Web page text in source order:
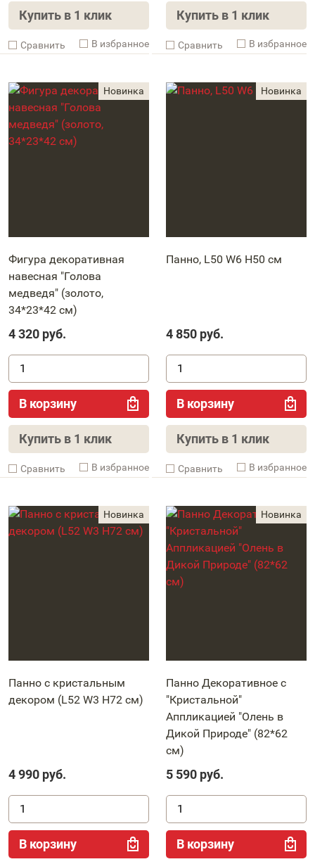
Купить в 1 клик
Cравнить В избранное
Купить в 1 клик
Cравнить В избранное
Фигура декоративная
навесная "Голова
медведя" (золото,
34*23*42 см)
4 320 руб.
В корзину
Купить в 1 клик
Cравнить В избранное
Панно, L50 W6 H50 см
4 850 руб.
В корзину
Купить в 1 клик
Cравнить В избранное
Панно с кристальным
декором (L52 W3 H72 см)
4 990 руб.
В корзину
Панно Декоративное с
"Кристальной"
Аппликацией "Олень в
Дикой Природе" (82*62
см)
5 590 руб.
В корзину